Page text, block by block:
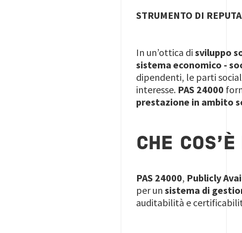
STRUMENTO DI
In un’ottica disviluppo
sistema economico -
dipendenti, le parti
interesse. PAS 24000
prestazione in ambito
CHE
PAS 24000, Publicly
per unsistema di
auditabilità e